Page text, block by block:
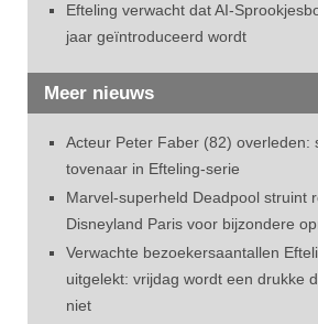
Efteling verwacht dat AI-
jaar geïntroduceerd wordt
Meer nieuws
Acteur Peter Faber (82) overleden:
tovenaar in Efteling-serie
Marvel-superheld Deadpool struint
Disneyland Paris voor bijzondere
Verwachte bezoekersaantallen
uitgelekt: vrijdag wordt een drukke
niet